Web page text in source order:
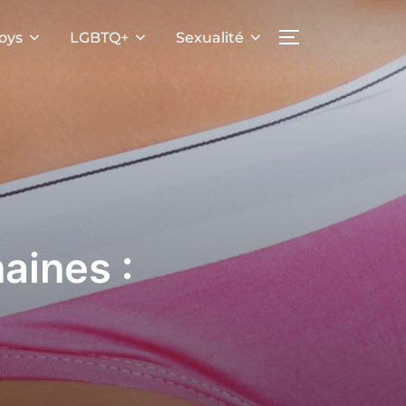
LGBTQ+ Sexualité PERMUTER
: